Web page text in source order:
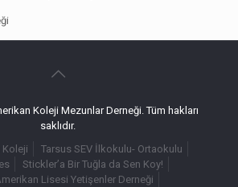
Koleji Mezunlar Derneği. Tüm hakları
saklıdır.
Koleji
Tarsus SEV İlkokulu- Ortaokulu
Stickler’a Bir Tuğla da Sen Koy!
Lisesi Yetişenler Derneği